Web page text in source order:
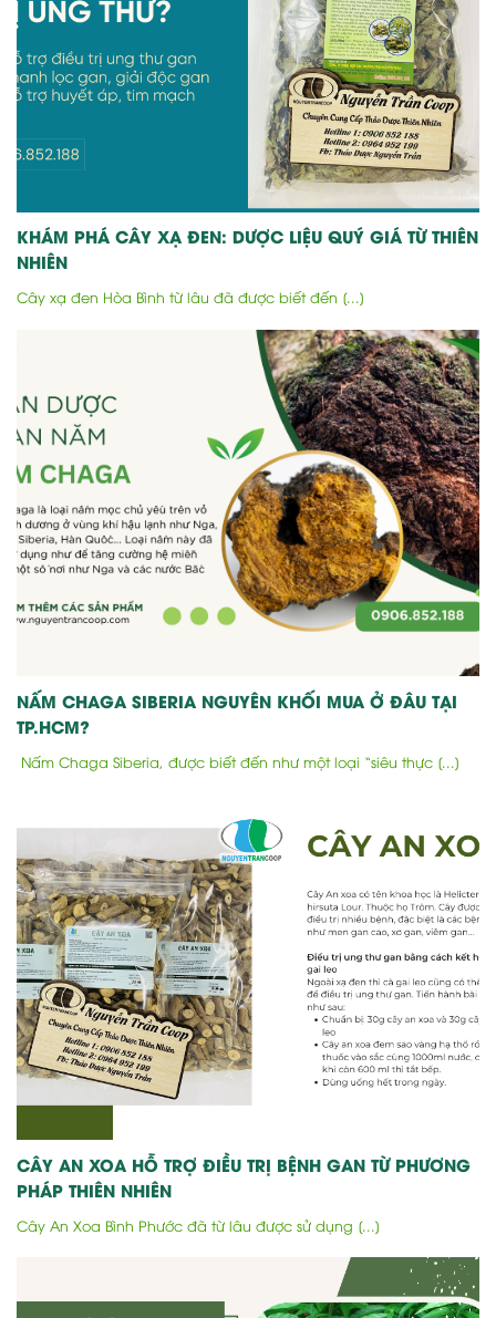
KHÁM PHÁ CÂY XẠ ĐEN: DƯỢC LIỆU QUÝ GIÁ TỪ THIÊN
NHIÊN
Cây xạ đen Hòa Bình từ lâu đã được biết đến [...]
NẤM CHAGA SIBERIA NGUYÊN KHỐI MUA Ở ĐÂU TẠI
TP.HCM?
Nấm Chaga Siberia, được biết đến như một loại “siêu thực [...]
CÂY AN XOA HỖ TRỢ ĐIỀU TRỊ BỆNH GAN TỪ PHƯƠNG
PHÁP THIÊN NHIÊN
Cây An Xoa Bình Phước đã từ lâu được sử dụng [...]